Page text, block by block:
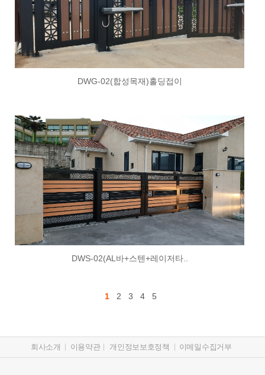
DWG-02(합성목재)홀딩접이
DWS-02(AL바+스텐+레이저타..
1 2 3 4 5
회사소개 이용약관 개인정보보호정책 이메일수집거부